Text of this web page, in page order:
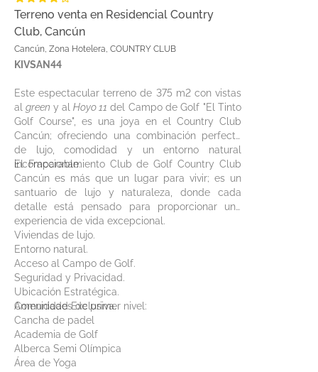
Terreno venta en Residencial Country
Club, Cancún
Cancún, Zona Hotelera, COUNTRY CLUB
KIVSAN44
Este espectacular terreno de 375 m2 con vistas
al green y al Hoyo 11 del Campo de Golf "El Tinto
Golf Course", es una joya en el Country Club
Cancún; ofreciendo una combinación perfecta
de lujo, comodidad y un entorno natural
incomparable.
El Fraccionamiento Club de Golf Country Club
Cancún es más que un lugar para vivir; es un
santuario de lujo y naturaleza, donde cada
detalle está pensado para proporcionar una
experiencia de vida excepcional.
Viviendas de lujo.
Entorno natural.
Acceso al Campo de Golf.
Seguridad y Privacidad.
Ubicación Estratégica.
Comunidad Exclusiva.
Amenidades de primer nivel:
Cancha de padel
Academia de Golf
Alberca Semi Olímpica
Área de Yoga